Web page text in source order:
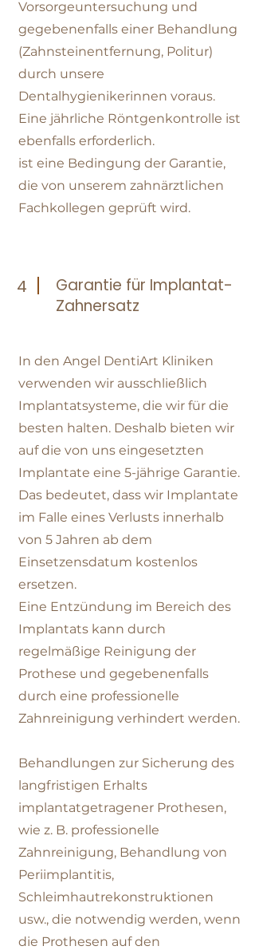
Vorsorgeuntersuchung und
gegebenenfalls einer Behandlung
(Zahnsteinentfernung, Politur)
durch unsere
Dentalhygienikerinnen voraus.
Eine jährliche Röntgenkontrolle ist
ebenfalls erforderlich.
ist eine Bedingung der Garantie,
die von unserem zahnärztlichen
Fachkollegen geprüft wird.
4
Garantie für Implantat-
Zahnersatz
In den Angel DentiArt Kliniken
verwenden wir ausschließlich
Implantatsysteme, die wir für die
besten halten. Deshalb bieten wir
auf die von uns eingesetzten
Implantate eine 5-jährige Garantie.
Das bedeutet, dass wir Implantate
im Falle eines Verlusts innerhalb
von 5 Jahren ab dem
Einsetzensdatum kostenlos
ersetzen.
Eine Entzündung im Bereich des
Implantats kann durch
regelmäßige Reinigung der
Prothese und gegebenenfalls
durch eine professionelle
Zahnreinigung verhindert werden.
Behandlungen zur Sicherung des
langfristigen Erhalts
implantatgetragener Prothesen,
wie z. B. professionelle
Zahnreinigung, Behandlung von
Periimplantitis,
Schleimhautrekonstruktionen
usw., die notwendig werden, wenn
die Prothesen auf den